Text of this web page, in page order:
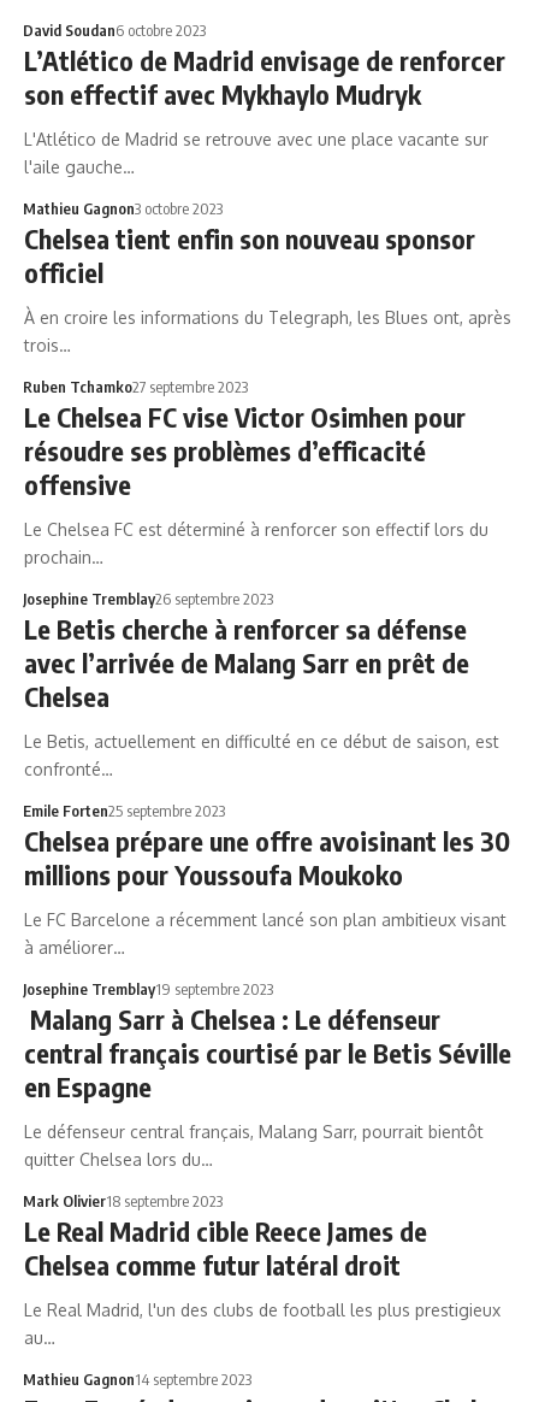
David Soudan6 octobre 2023
L’Atlético de Madrid envisage de renforcer
son effectif avec Mykhaylo Mudryk
L'Atlético de Madrid se retrouve avec une place vacante sur
l'aile gauche…
Mathieu Gagnon3 octobre 2023
Chelsea tient enfin son nouveau sponsor
officiel
À en croire les informations du Telegraph, les Blues ont, après
trois…
Ruben Tchamko27 septembre 2023
Le Chelsea FC vise Victor Osimhen pour
résoudre ses problèmes d’efficacité
offensive
Le Chelsea FC est déterminé à renforcer son effectif lors du
prochain…
Josephine Tremblay26 septembre 2023
Le Betis cherche à renforcer sa défense
avec l’arrivée de Malang Sarr en prêt de
Chelsea
Le Betis, actuellement en difficulté en ce début de saison, est
confronté…
Emile Forten25 septembre 2023
Chelsea prépare une offre avoisinant les 30
millions pour Youssoufa Moukoko
Le FC Barcelone a récemment lancé son plan ambitieux visant
à améliorer…
Josephine Tremblay19 septembre 2023
Malang Sarr à Chelsea : Le défenseur
central français courtisé par le Betis Séville
en Espagne
Le défenseur central français, Malang Sarr, pourrait bientôt
quitter Chelsea lors du…
Mark Olivier18 septembre 2023
Le Real Madrid cible Reece James de
Chelsea comme futur latéral droit
Le Real Madrid, l'un des clubs de football les plus prestigieux
au…
Mathieu Gagnon14 septembre 2023